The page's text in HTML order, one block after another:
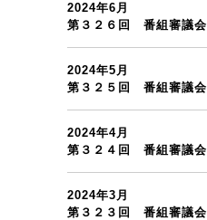
2024年6月
第３２６回 番組審議会
2024年5月
第３２５回 番組審議会
2024年4月
第３２４回 番組審議会
2024年3月
第３２３回 番組審議会